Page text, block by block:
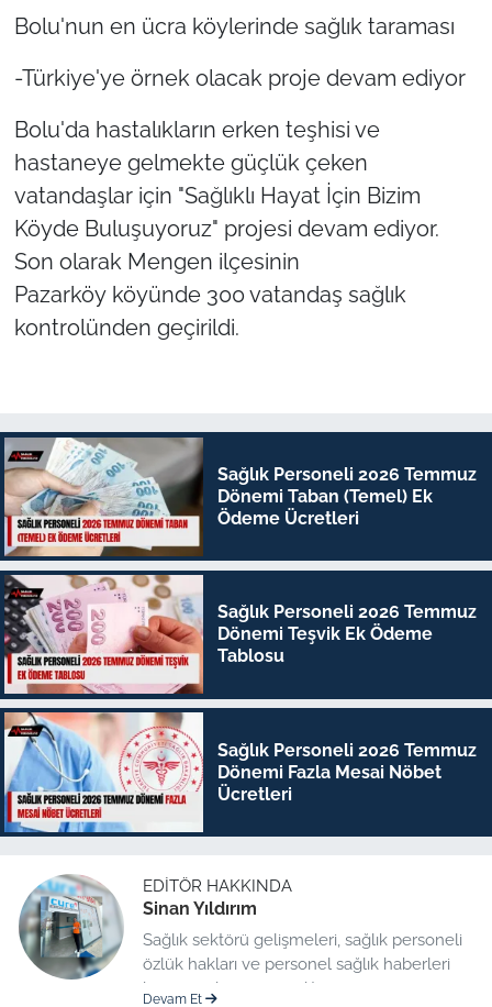
Bolu'nun en ücra köylerinde sağlık taraması
-Türkiye'ye örnek olacak proje devam ediyor
Bolu'da hastalıkların erken teşhisi ve
hastaneye gelmekte güçlük çeken
vatandaşlar için "Sağlıklı Hayat İçin Bizim
Köyde Buluşuyoruz" projesi devam ediyor.
Son olarak Mengen ilçesinin
Pazarköy köyünde 300 vatandaş sağlık
kontrolünden geçirildi.
Sağlık Personeli 2026 Temmuz
Dönemi Taban (Temel) Ek
Ödeme Ücretleri
Sağlık Personeli 2026 Temmuz
Dönemi Teşvik Ek Ödeme
Tablosu
Sağlık Personeli 2026 Temmuz
Dönemi Fazla Mesai Nöbet
Ücretleri
EDITÖR HAKKINDA
Sinan Yıldırım
Sağlık sektörü gelişmeleri, sağlık personeli
özlük hakları ve personel sağlık haberleri
konusunda uzman editör.
Devam Et